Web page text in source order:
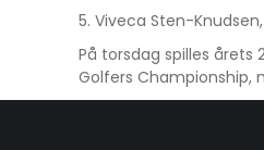
5. Viveca Sten-
På torsdag spilles årets
Golfers Championship,